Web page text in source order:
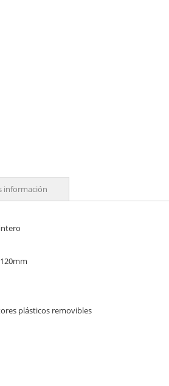
plásticos removibles
información